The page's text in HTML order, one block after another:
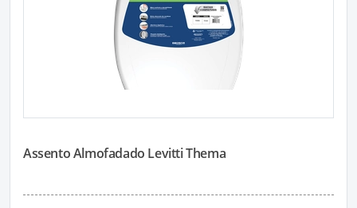
Assento Almofadado Levitti Thema